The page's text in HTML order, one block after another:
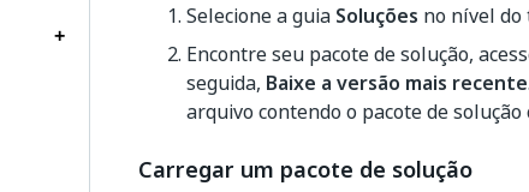
Selecione a guia Soluções no nível do
Encontre seu pacote de solução,
seguida, Baixe a versão mais recente
arquivo contendo o pacote de solução
Carregar um pacote de solução